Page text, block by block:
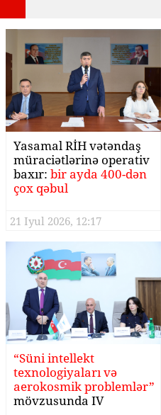
Yasamal RİH vətəndaş
müraciətlərinə operativ
baxır:bir ayda 400-dən
çox qəbul
21 Iyul 2026, 12:17
“Süni intellekt
texnologiyaları və
aerokosmik problemlər”
mövzusunda IV